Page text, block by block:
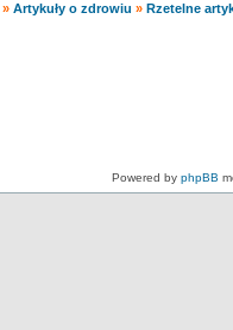
» Artykuły o zdrowiu » Rzetelne
Powered by phpBB